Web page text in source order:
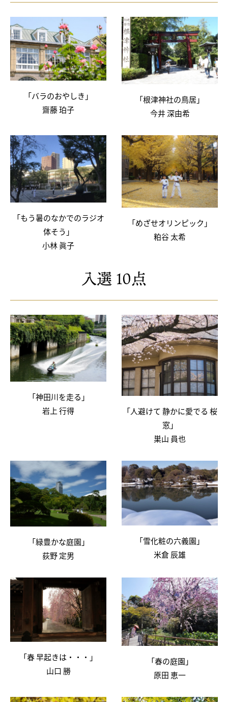
「バラのおやしき」
齋藤 珀子
「根津神社の鳥居」
今井 深由希
「もう暑のなかでのラジオ
体そう」
小林 眞子
「めざせオリンピック」
粕谷 太希
入選 10点
「神田川を走る」
岩上 行得
「人避けて 静かに愛でる 桜
窓」
巣山 員也
「緑豊かな庭園」
荻野 定男
「雪化粧の六義園」
米倉 辰雄
「春 早起きは・・・」
山口 勝
「春の庭園」
原田 恵一